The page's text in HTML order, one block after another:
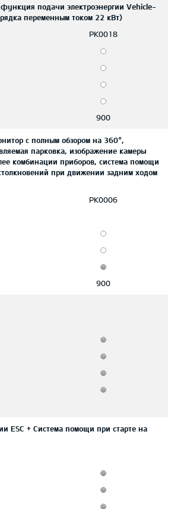
подачи электроэнергии Vehicle-
переменным током 22 кВт)
PK0018
900
с полным обзором на 360°,
парковка, изображение камеры
комбинации приборов, система помощи
при движении задним ходом
PK0006
900
ESC + Система помощи при старте на